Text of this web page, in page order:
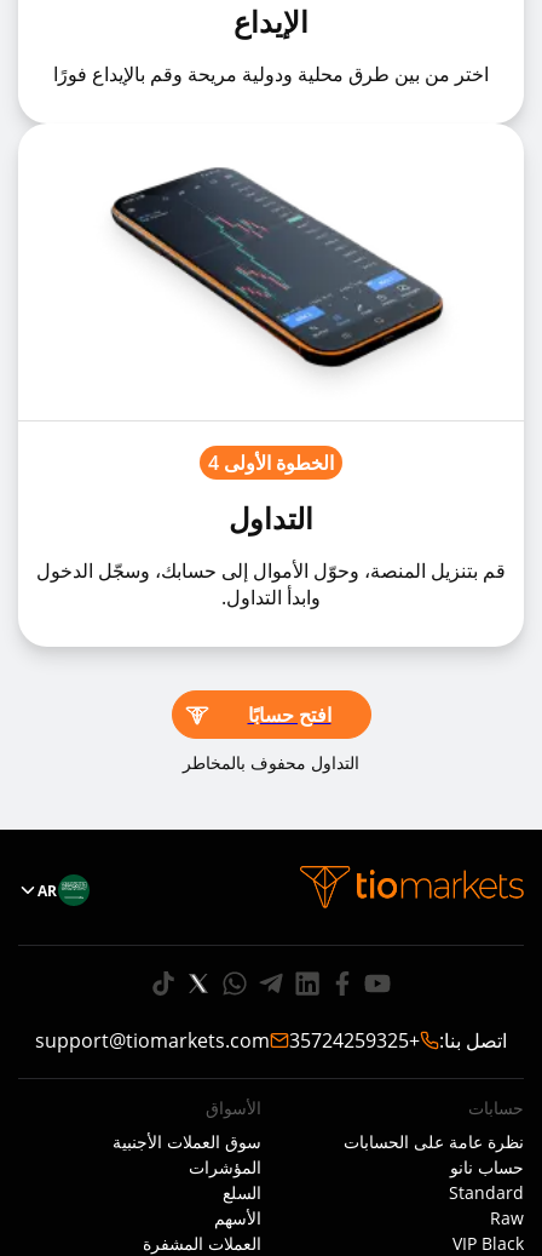
الإيداع
اختر من بين طرق محلية ودولية مريحة وقم بالإيداع فورًا
الخطوة الأولى 4
التداول
قم بتنزيل المنصة، وحوّل الأموال إلى حسابك، وسجّل الدخول
وابدأ التداول.
افتح حسابًا
التداول محفوف بالمخاطر
AR
اتصل بنا:
+35724259325
support@tiomarkets.com
حسابات
نظرة عامة على الحسابات
حساب نانو
Standard
Raw
VIP Black
الأسواق
سوق العملات الأجنبية
المؤشرات
السلع
الأسهم
العملات المشفرة